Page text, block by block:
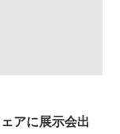
アに展示会出